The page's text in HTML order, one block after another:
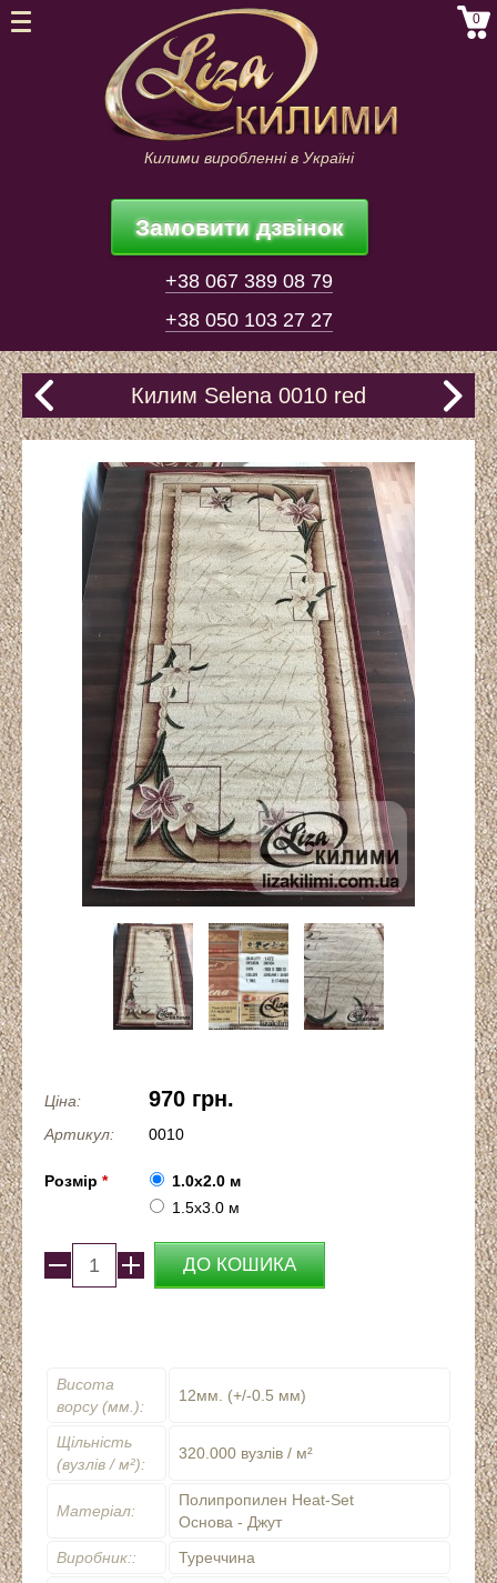
Килими виробленні в Україні
Замовити дзвінок
+38 067 389 08 79
+38 050 103 27 27
0
Килим Selena 0010 red
Ціна: 970 грн.
Артикул: 0010
Розмір *
1.0x2.0 м
1.5x3.0 м
Висота
ворсу (мм.):
12мм. (+/-0.5 мм)
Щільність
(вузлів / м²):
320.000 вузлів / м²
Матеріал:
Полипропилен Heat-Set
Основа - Джут
Виробник::
Туреччина